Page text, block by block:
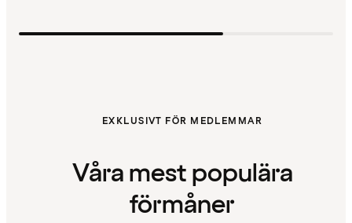
EXKLUSIVT FÖR MEDLEMMAR
Våra mest populära
förmåner